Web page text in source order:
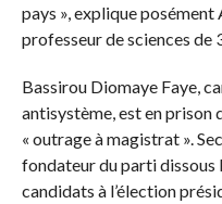
pays », explique posément
professeur de sciences de
Bassirou Diomaye Faye,
antisystème, est en prison
« outrage à magistrat ».
fondateur du parti dissous
candidats à l’élection